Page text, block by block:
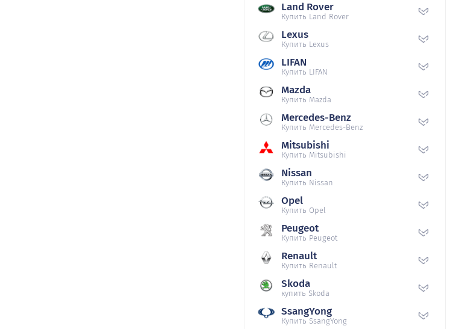
Land Rover
Купить Land Rover
Lexus
Купить Lexus
LIFAN
Купить LIFAN
Mazda
Купить Mazda
Mercedes-Benz
Купить Mercedes-Benz
Mitsubishi
Купить Mitsubishi
Nissan
Купить Nissan
Opel
Купить Opel
Peugeot
Купить Peugeot
Renault
Купить Renault
Skoda
купить Skoda
SsangYong
Купить SsangYong